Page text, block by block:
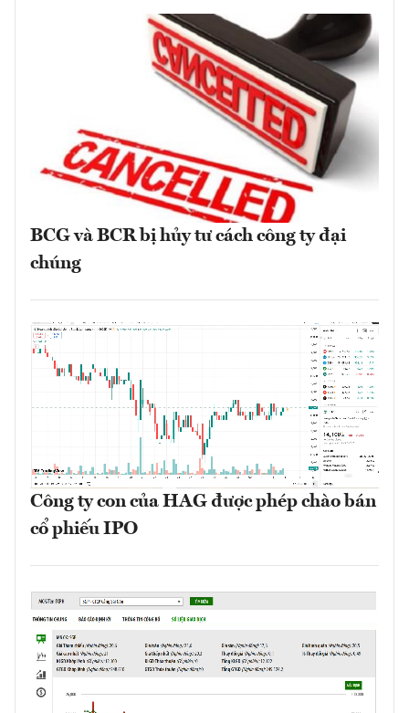
BCG và BCR bị hủy tư cách công ty đại
chúng
Công ty con của HAG được phép chào bán
cổ phiếu IPO